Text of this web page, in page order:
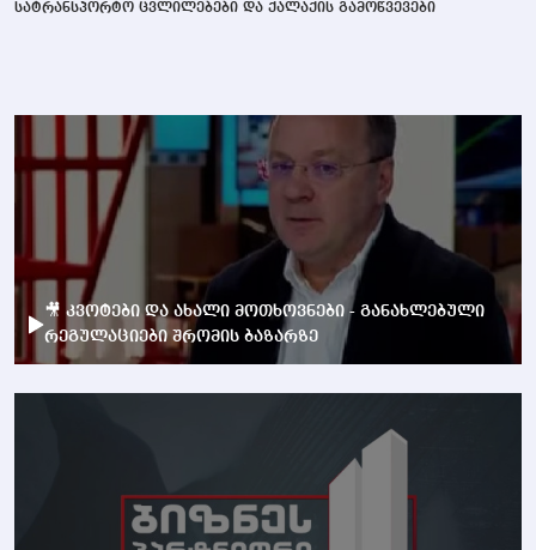
სატრანსპორტო ცვლილებები და ქალაქის გამოწვევები
🎥 კვოტები და ახალი მოთხოვნები - განახლებული
რეგულაციები შრომის ბაზარზე